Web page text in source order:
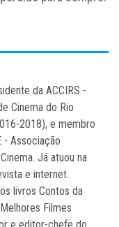
da ACCIRS -
Cinema do Rio
2018), e membro
- Associação
Já atuou na
e internet.
livros Contos da
Filmes